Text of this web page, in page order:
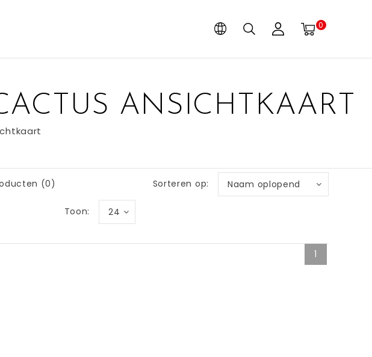
0
ANSICHTKAART
(0) Sorteren op: Naam oplopend
Toon: 24
1